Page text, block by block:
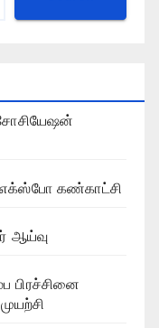
எக்ஸ்போ கண்காட்சி
ஆய்வு
பிரச்சினை